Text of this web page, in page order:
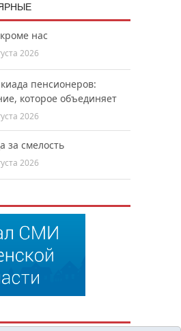
нас
2026
пенсионеров:
которое объединяет
2026
за смелость
2026